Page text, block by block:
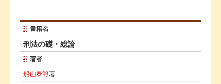
書籍名
刑法の礎・総論
著者
船山泰範著